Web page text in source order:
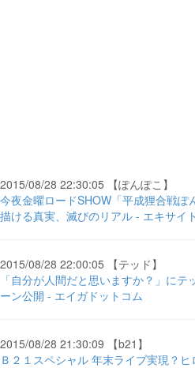
2015/08/28 22:30:05 【ぽんぽこ】
今夜金曜ロードSHOW「平成狸合戦ぽ
描ける真実、滅びのリアル - エキサイ
2015/08/28 22:00:05 【テッド】
「自分が人間だと思いますか？」に
ーン公開 - エイガドットコム
2015/08/28 21:30:09 【b21】
Ｂ２１スペシャル 年末ライブ実現？